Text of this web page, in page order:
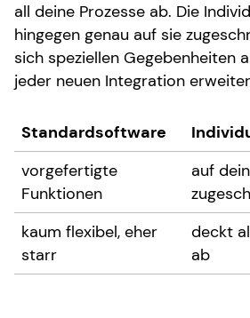
all deine Prozesse ab. Die
hingegen genau auf sie
sich speziellen Gegebenheiten
jeder neuen Integration
Standardsoftware
vorgefertigte
Funktionen
auf
kaum flexibel, eher
starr
deckt
ab